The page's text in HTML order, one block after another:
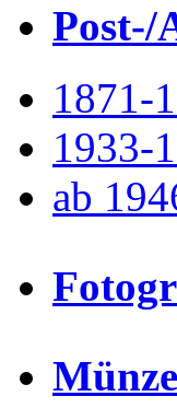
Post-/
1871-
1933-
ab